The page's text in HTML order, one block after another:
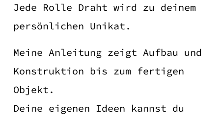
Jede Rolle Draht wird zu deinem
persönlichen Unikat.
Meine Anleitung zeigt Aufbau und
Konstruktion bis zum fertigen
Objekt.
Deine eigenen Ideen kannst du